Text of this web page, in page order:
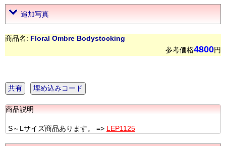
追加写真
商品名: Floral Ombre Bodystocking
参考価格4800円
共有 埋め込みコード
商品説明
S～Lサイズ商品あります。 => LEP1125